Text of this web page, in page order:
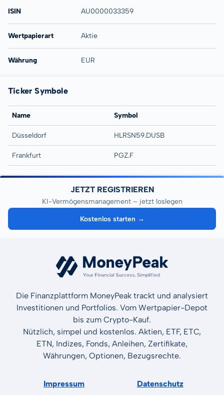
ISIN AU0000033359
Wertpapierart Aktie
Währung EUR
Ticker Symbole
Name Symbol
Düsseldorf HLRSN59.DUSB
Frankfurt PGZ.F
JETZT REGISTRIEREN
KI-Vermögensmanagement – jetzt loslegen
Kostenlos starten →
Die Finanzplattform MoneyPeak trackt und analysiert
Investitionen und Portfolios. Vom Wertpapier-Depot
bis zum Crypto-Kauf.
Nützlich, simpel und kostenlos. Aktien, ETF, ETC,
ETN, Indizes, Fonds, Anleihen, Zertifikate,
Währungen, Optionen, Bezugsrechte.
Impressum Datenschutz